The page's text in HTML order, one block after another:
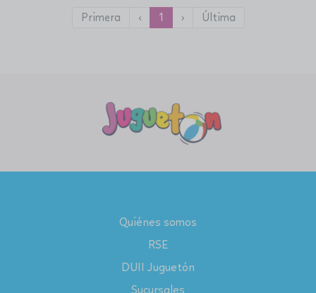
Primera ‹ 1 › Última
Quiénes somos
RSE
DUII Juguetón
Sucursales